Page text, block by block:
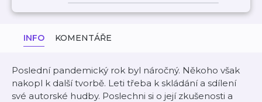
INFO KOMENTÁŘE
Poslední pandemický rok byl náročný. Někoho však
nakopl k další tvorbě. Leti třeba k skládání a sdílení
své autorské hudby. Poslechni si o její zkušenosti a